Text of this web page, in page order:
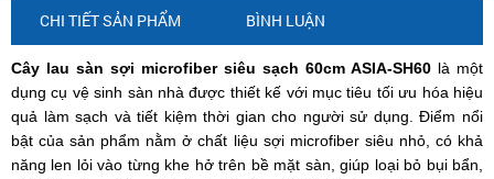
CHI TIẾT SẢN PHẨM BÌNH LUẬN
Cây lau sàn sợi microfiber siêu sạch 60cm ASIA-SH60 là một
dụng cụ vệ sinh sàn nhà được thiết kế với mục tiêu tối ưu hóa hiệu
quả làm sạch và tiết kiệm thời gian cho người sử dụng. Điểm nổi
bật của sản phẩm nằm ở chất liệu sợi microfiber siêu nhỏ, có khả
năng len lỏi vào từng khe hở trên bề mặt sàn, giúp loại bỏ bụi bẩn,